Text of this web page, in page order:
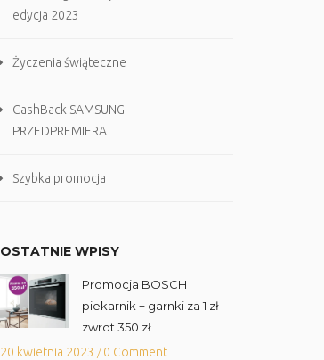
edycja 2023
Życzenia świąteczne
CashBack SAMSUNG –
PRZEDPREMIERA
Szybka promocja
OSTATNIE WPISY
Promocja BOSCH
piekarnik + garnki za 1 zł –
zwrot 350 zł
20 kwietnia 2023 /0 Comment